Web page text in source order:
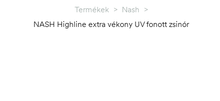
Termékek > Nash >
NASH Highline extra vékony UV fonott zsinór